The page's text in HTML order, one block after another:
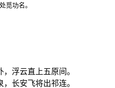
觅功名。
，浮云直上五原间。
长安飞将出祁连。